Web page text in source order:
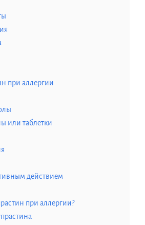
при аллергии
или таблетки
действием
при аллергии?